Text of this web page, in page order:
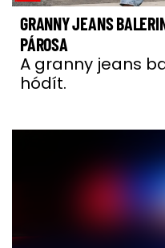
GRANNY JEANS
PÁROSA
A granny jeans
hódít.